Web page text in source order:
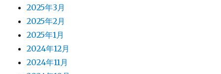
2025年3月
2025年2月
2025年1月
2024年12月
2024年11月